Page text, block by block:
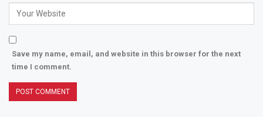
Save my name, email, and website in this browser for the next
time I comment.